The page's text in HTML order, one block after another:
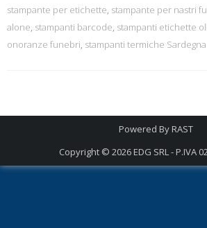
stampante per etichette, stampante per nastri
alone, stampanti barcode, stampanti etichette
onoranze funebri, stampanti termiche Sardegna
Powered ByRAST
Copyright © 2026EDG SRL - P.IVA